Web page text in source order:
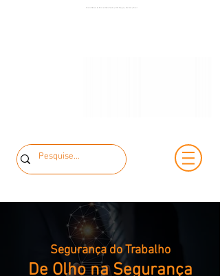
Painéis Elétricos de Baixa e Média Tensão | MCK Energia | São Paulo | Brasil
Segurança do Trabalho
De Olho na Segurança